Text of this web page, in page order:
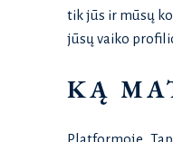
tik jūs ir mūsų
jūsų vaiko
KĄ
Platformoje